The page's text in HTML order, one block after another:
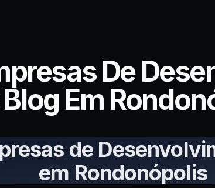
De
Blog Em
de
em Rondonópolis